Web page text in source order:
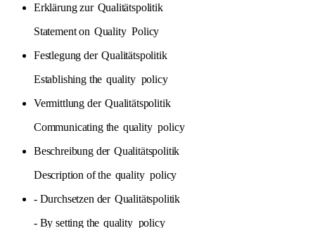
Erklärung zur Qualitätspolitik
Statement on Quality Policy
Festlegung der Qualitätspolitik
Establishing the quality policy
Vermittlung der Qualitätspolitik
Communicating the quality policy
Beschreibung der Qualitätspolitik
Description of the quality policy
- Durchsetzen der Qualitätspolitik
- By setting the quality policy